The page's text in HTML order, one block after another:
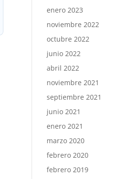
enero 2023
noviembre 2022
octubre 2022
junio 2022
abril 2022
noviembre 2021
septiembre 2021
junio 2021
enero 2021
marzo 2020
febrero 2020
febrero 2019